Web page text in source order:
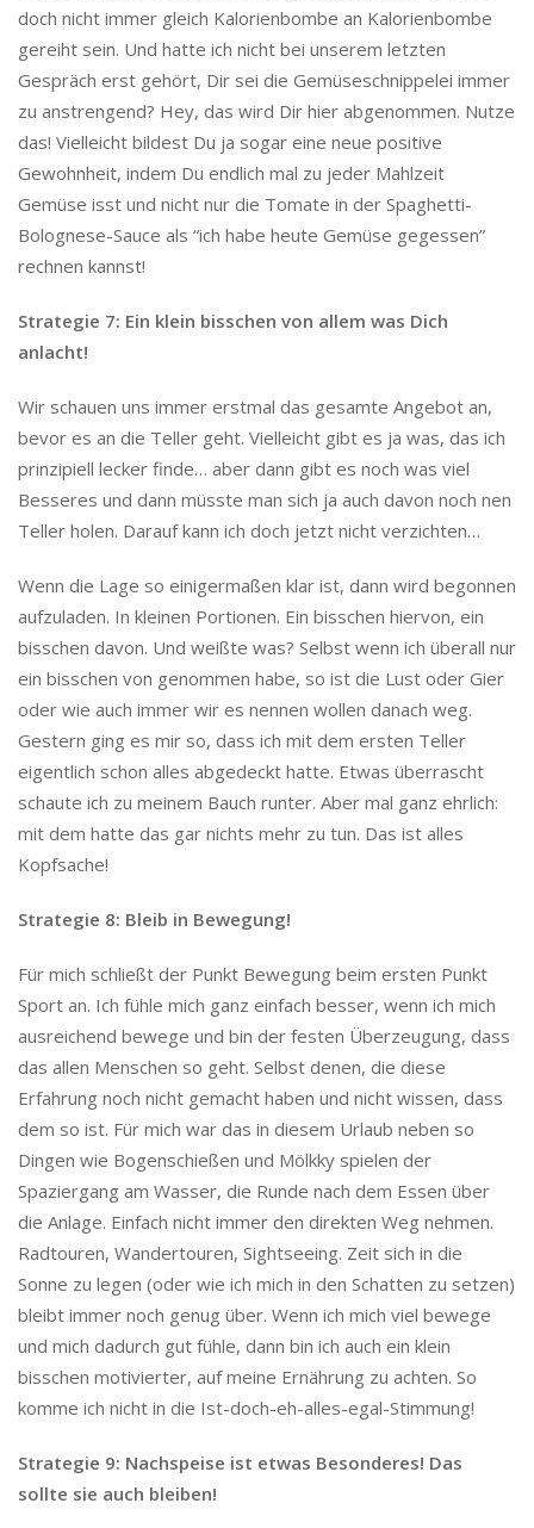
doch nicht immer gleich Kalorienbombe an Kalorienbombe
gereiht sein. Und hatte ich nicht bei unserem letzten
Gespräch erst gehört, Dir sei die Gemüseschnippelei immer
zu anstrengend? Hey, das wird Dir hier abgenommen. Nutze
das! Vielleicht bildest Du ja sogar eine neue positive
Gewohnheit, indem Du endlich mal zu jeder Mahlzeit
Gemüse isst und nicht nur die Tomate in der Spaghetti-
Bolognese-Sauce als “ich habe heute Gemüse gegessen”
rechnen kannst!
Strategie 7: Ein klein bisschen von allem was Dich
anlacht!
Wir schauen uns immer erstmal das gesamte Angebot an,
bevor es an die Teller geht. Vielleicht gibt es ja was, das ich
prinzipiell lecker finde… aber dann gibt es noch was viel
Besseres und dann müsste man sich ja auch davon noch nen
Teller holen. Darauf kann ich doch jetzt nicht verzichten…
Wenn die Lage so einigermaßen klar ist, dann wird begonnen
aufzuladen. In kleinen Portionen. Ein bisschen hiervon, ein
bisschen davon. Und weißte was? Selbst wenn ich überall nur
ein bisschen von genommen habe, so ist die Lust oder Gier
oder wie auch immer wir es nennen wollen danach weg.
Gestern ging es mir so, dass ich mit dem ersten Teller
eigentlich schon alles abgedeckt hatte. Etwas überrascht
schaute ich zu meinem Bauch runter. Aber mal ganz ehrlich:
mit dem hatte das gar nichts mehr zu tun. Das ist alles
Kopfsache!
Strategie 8: Bleib in Bewegung!
Für mich schließt der Punkt Bewegung beim ersten Punkt
Sport an. Ich fühle mich ganz einfach besser, wenn ich mich
ausreichend bewege und bin der festen Überzeugung, dass
das allen Menschen so geht. Selbst denen, die diese
Erfahrung noch nicht gemacht haben und nicht wissen, dass
dem so ist. Für mich war das in diesem Urlaub neben so
Dingen wie Bogenschießen und Mölkky spielen der
Spaziergang am Wasser, die Runde nach dem Essen über
die Anlage. Einfach nicht immer den direkten Weg nehmen.
Radtouren, Wandertouren, Sightseeing. Zeit sich in die
Sonne zu legen (oder wie ich mich in den Schatten zu setzen)
bleibt immer noch genug über. Wenn ich mich viel bewege
und mich dadurch gut fühle, dann bin ich auch ein klein
bisschen motivierter, auf meine Ernährung zu achten. So
komme ich nicht in die Ist-doch-eh-alles-egal-Stimmung!
Strategie 9: Nachspeise ist etwas Besonderes! Das
sollte sie auch bleiben!